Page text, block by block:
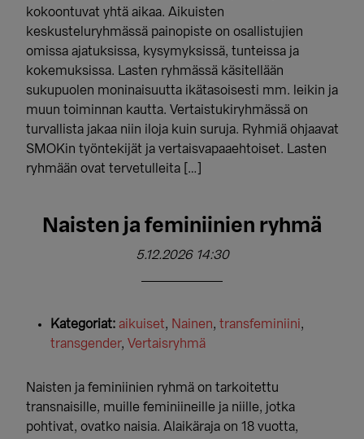
kokoontuvat yhtä aikaa. Aikuisten
keskusteluryhmässä painopiste on osallistujien
omissa ajatuksissa, kysymyksissä, tunteissa ja
kokemuksissa. Lasten ryhmässä käsitellään
sukupuolen moninaisuutta ikätasoisesti mm. leikin ja
muun toiminnan kautta. Vertaistukiryhmässä on
turvallista jakaa niin iloja kuin suruja. Ryhmiä ohjaavat
SMOKin työntekijät ja vertaisvapaaehtoiset. Lasten
ryhmään ovat tervetulleita […]
Naisten ja feminiinien ryhmä
5.12.2026 14:30
Kategoriat: aikuiset, Nainen,transfeminiini,
transgender,Vertaisryhmä
Naisten ja feminiinien ryhmä on tarkoitettu
transnaisille, muille feminiineille ja niille, jotka
pohtivat, ovatko naisia. Alaikäraja on 18 vuotta,